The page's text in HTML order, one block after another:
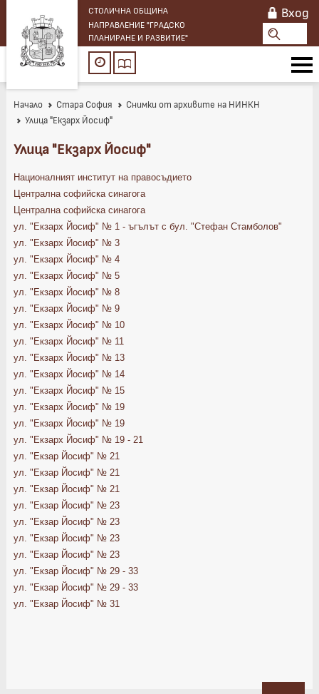
СТОЛИЧНА ОБЩИНА
НАПРАВЛЕНИЕ "ГРАДСКО
ПЛАНИРАНЕ И РАЗВИТИЕ"
Вход
Начало Стара София
Снимки от архивите на НИНКН
Улица "Екзарх Йосиф"
Улица "Екзарх Йосиф"
Националният институт на правосъдието
Централна софийска синагога
Централна софийска синагога
ул. "Екзарх Йосиф" № 1 - ъгълът с бул. "Стефан Стамболов"
ул. "Екзарх Йосиф" № 3
ул. "Екзарх Йосиф" № 4
ул. "Екзарх Йосиф" № 5
ул. "Екзарх Йосиф" № 8
ул. "Екзарх Йосиф" № 9
ул. "Екзарх Йосиф" № 10
ул. "Екзарх Йосиф" № 11
ул. "Екзарх Йосиф" № 13
ул. "Екзарх Йосиф" № 14
ул. "Екзарх Йосиф" № 15
ул. "Екзарх Йосиф" № 19
ул. "Екзарх Йосиф" № 19
ул. "Екзарх Йосиф" № 19 - 21
ул. "Екзар Йосиф" № 21
ул. "Екзар Йосиф" № 21
ул. "Екзар Йосиф" № 21
ул. "Екзар Йосиф" № 23
ул. "Екзар Йосиф" № 23
ул. "Екзар Йосиф" № 23
ул. "Екзар Йосиф" № 23
ул. "Екзар Йосиф" № 29 - 33
ул. "Екзар Йосиф" № 29 - 33
ул. "Екзар Йосиф" № 31